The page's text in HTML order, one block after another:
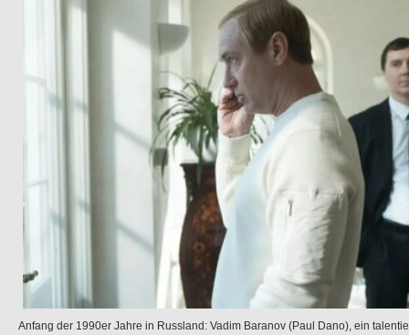
Anfang der 1990er Jahre in Russland: Vadim Baranov (Paul Dano), ein